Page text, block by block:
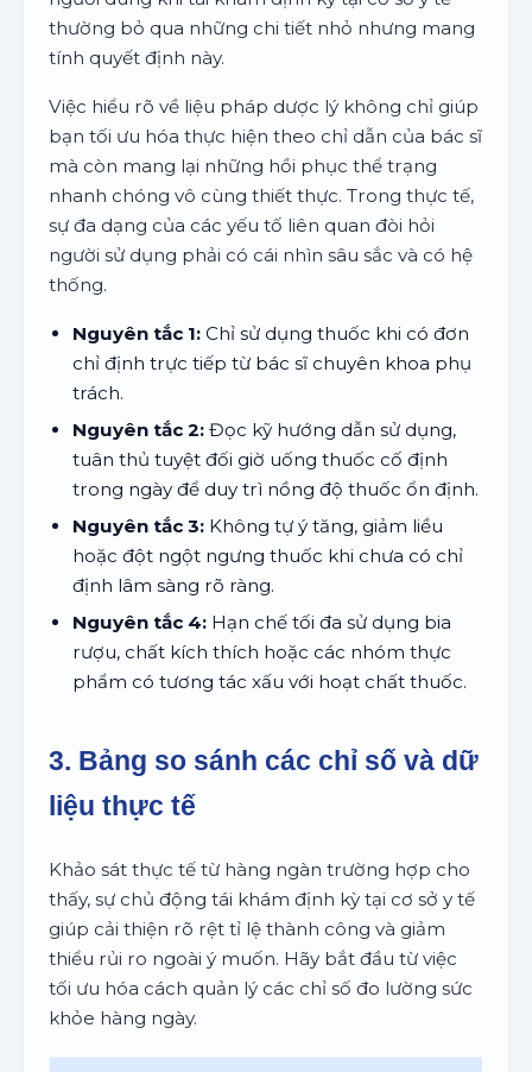
thường bỏ qua những chi tiết nhỏ nhưng mang
tính quyết định này.
Việc hiểu rõ về liệu pháp dược lý không chỉ giúp
bạn tối ưu hóa thực hiện theo chỉ dẫn của bác sĩ
mà còn mang lại những hồi phục thể trạng
nhanh chóng vô cùng thiết thực. Trong thực tế,
sự đa dạng của các yếu tố liên quan đòi hỏi
người sử dụng phải có cái nhìn sâu sắc và có hệ
thống.
Nguyên tắc 1: Chỉ sử dụng thuốc khi có đơn
chỉ định trực tiếp từ bác sĩ chuyên khoa phụ
trách.
Nguyên tắc 2: Đọc kỹ hướng dẫn sử dụng,
tuân thủ tuyệt đối giờ uống thuốc cố định
trong ngày để duy trì nồng độ thuốc ổn định.
Nguyên tắc 3: Không tự ý tăng, giảm liều
hoặc đột ngột ngưng thuốc khi chưa có chỉ
định lâm sàng rõ ràng.
Nguyên tắc 4: Hạn chế tối đa sử dụng bia
rượu, chất kích thích hoặc các nhóm thực
phẩm có tương tác xấu với hoạt chất thuốc.
3. Bảng so sánh các chỉ số và dữ
liệu thực tế
Khảo sát thực tế từ hàng ngàn trường hợp cho
thấy, sự chủ động tái khám định kỳ tại cơ sở y tế
giúp cải thiện rõ rệt tỉ lệ thành công và giảm
thiểu rủi ro ngoài ý muốn. Hãy bắt đầu từ việc
tối ưu hóa cách quản lý các chỉ số đo lường sức
khỏe hàng ngày.